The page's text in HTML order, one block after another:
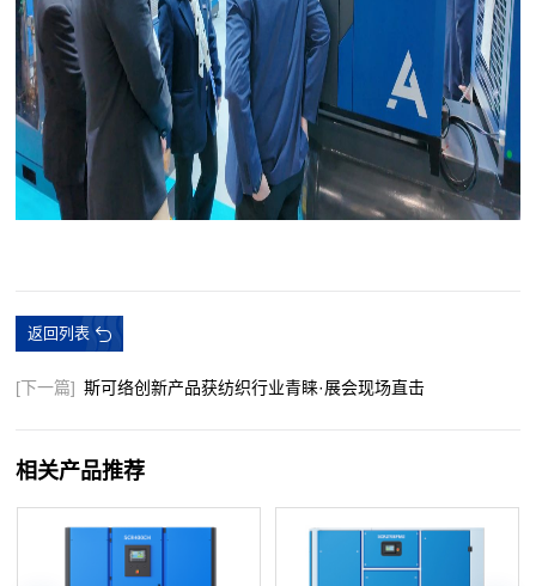
返回列表
[下一篇] 斯可络创新产品获纺织行业青睐·展会现场直击
相关产品推荐